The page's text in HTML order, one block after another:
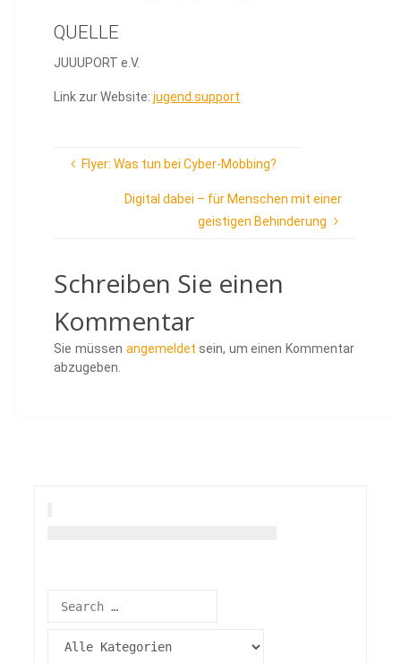
QUELLE
JUUUPORT e.V.
Link zur Website:jugend.support
Flyer: Was tun bei Cyber-Mobbing?
Digital dabei – für Menschen mit einer
geistigen Behinderung
Schreiben Sie einen
Kommentar
Sie müssen angemeldet sein, um einen Kommentar
abzugeben.